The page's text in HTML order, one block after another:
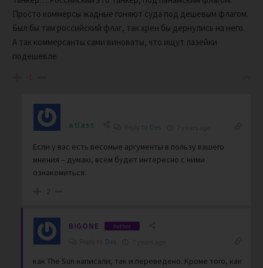
Просто коммерсы жадные гоняют суда под дешевым флагом.
Был бы там российский флаг, так хрен бы дернулись на него.
А так коммерсанты сами виноваты, что ищут лазейки
подешевле
-1
atlast Des
Если у вас есть весомые аргументы в пользу вашего
мнения – думаю, всем будет интересно с ними
ознакомиться.
2
BIGONE Author
Des
как The Sun написали, так и переведено. Кроме того, как